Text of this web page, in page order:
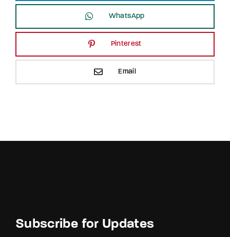
WhatsApp
Pinterest
Email
Subscribe for Updates